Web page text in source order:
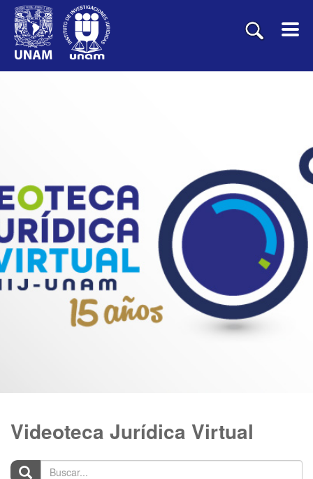
Videoteca Jurídica Virtual
Buscar...